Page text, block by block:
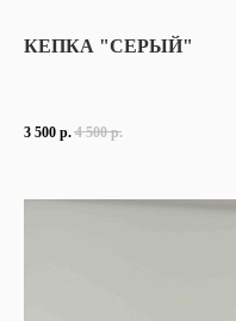
КЕПКА "СЕРЫЙ"
3 500 р. 4 500 р.